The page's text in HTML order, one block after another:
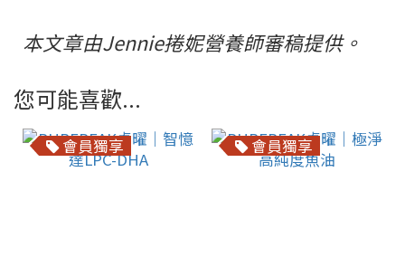
本文章由Jennie捲妮營養師審稿提供。
您可能喜歡...
會員獨享 會員獨享